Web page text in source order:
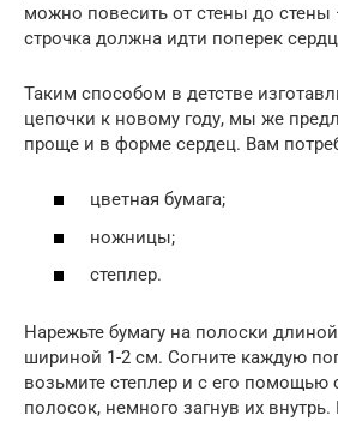
можно повесить от стены до стены
строчка должна идти поперек
Таким способом в детстве
цепочки к новому году, мы же
проще и в форме сердец. Вам
цветная бумага;
ножницы;
степлер.
Нарежьте бумагу на полоски
шириной 1-2 см. Согните каждую
возьмите степлер и с его помощью
полосок, немного загнув их